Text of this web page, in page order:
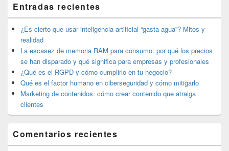
área
de
widget
barra
lateral
primaria
Entradas recientes
¿Es cierto que usar inteligencia artificial “gasta agua”? Mitos y
realidad
La escasez de memoria RAM para consumo: por qué los precios
se han disparado y qué significa para empresas y profesionales
¿Qué es el RGPD y cómo cumplirlo en tu negocio?
Qué es el factor humano en ciberseguridad y cómo mitigarlo
Marketing de contenidos: cómo crear contenido que atraiga
clientes
Comentarios recientes